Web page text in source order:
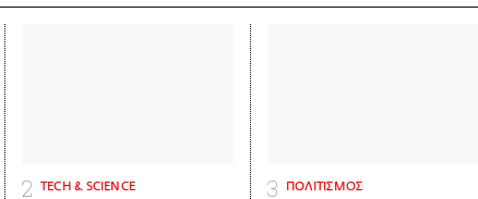
ΤECH & SCIENCE ΠΟΛΙΤΙΣΜΟΣ